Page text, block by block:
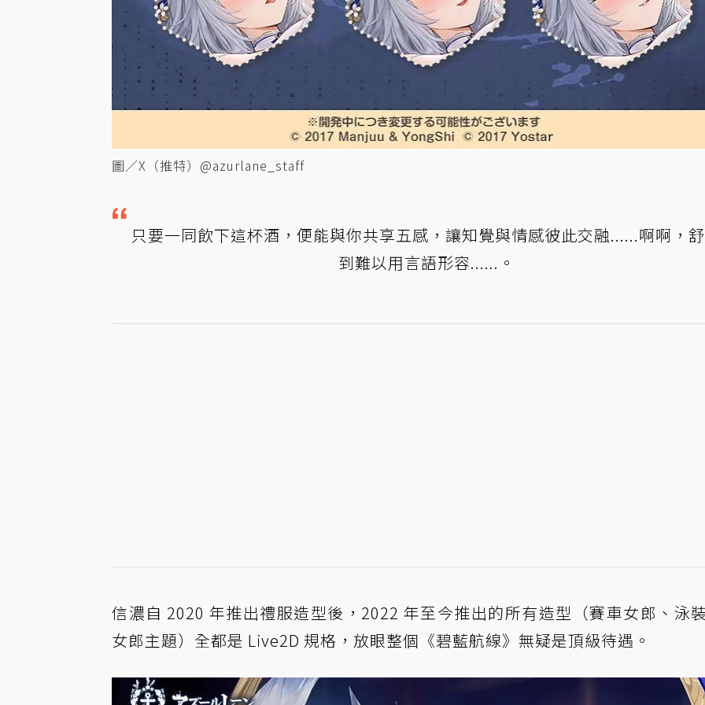
圖／X（推特）@azurlane_staff
只要一同飲下這杯酒，便能與你共享五感，讓知覺與情感彼此交融......啊啊，
到難以用言語形容......。
信濃自 2020 年推出禮服造型後，2022 年至今推出的所有造型（賽車女郎、泳
女郎主題）全都是 Live2D 規格，放眼整個《碧藍航線》無疑是頂級待遇。